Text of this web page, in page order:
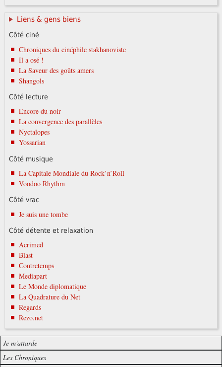
Liens & gens biens
Côté ciné
Chroniques du cinéphile stakhanoviste
Il a osé !
La Saveur des goûts amers
Shangols
Côté lecture
Encore du noir
La convergence des parallèles
Nyctalopes
Yossarian
Côté musique
La Capitale Mondiale du Rock’n’Roll
Voodoo Rhythm
Côté vrac
Je suis une tombe
Côté détente et relaxation
Acrimed
Blast
Contretemps
Mediapart
Le Monde diplomatique
La Quadrature du Net
Regards
Rezo.net
Je m'attarde
Les Chroniques